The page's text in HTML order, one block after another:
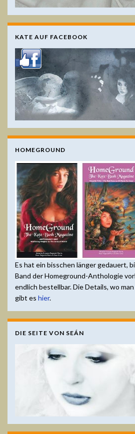
KATE AUF FACEBOOK
HOMEGROUND
Es hat ein bisschen länger gedauert,
Band der Homeground-Anthologie
endlich bestellbar. Die Details, wo
gibt es hier.
DIE SEITE VON SEÁN